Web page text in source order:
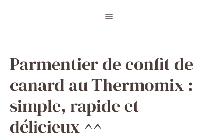
Menu
Parmentier de confit de
canard au Thermomix :
simple, rapide et
délicieux ^^